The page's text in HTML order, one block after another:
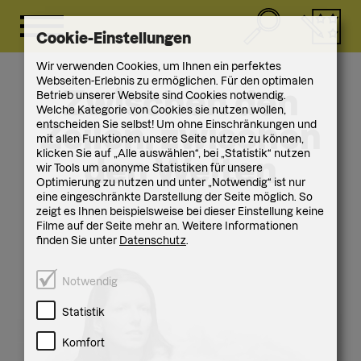
Zwischen den
Zeilen, zwischen
den Welten
Cookie-Einstellungen
Wir verwenden Cookies, um Ihnen ein perfektes
Webseiten-Erlebnis zu ermöglichen. Für den optimalen
Betrieb unserer Website sind Cookies notwendig.
Welche Kategorie von Cookies sie nutzen wollen,
entscheiden Sie selbst! Um ohne Einschränkungen und
mit allen Funktionen unsere Seite nutzen zu können,
klicken Sie auf „Alle auswählen“, bei „Statistik“ nutzen
wir Tools um anonyme Statistiken für unsere
Optimierung zu nutzen und unter „Notwendig“ ist nur
eine eingeschränkte Darstellung der Seite möglich. So
zeigt es Ihnen beispielsweise bei dieser Einstellung keine
Filme auf der Seite mehr an. Weitere Informationen
finden Sie unter Datenschutz.
Notwendig
Statistik
Komfort